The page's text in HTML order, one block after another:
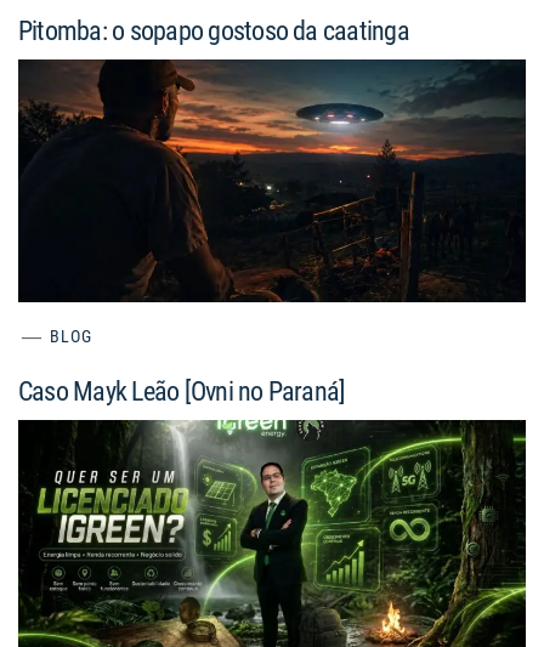
Pitomba: o sopapo gostoso da caatinga
BLOG
Caso Mayk Leão [Ovni no Paraná]